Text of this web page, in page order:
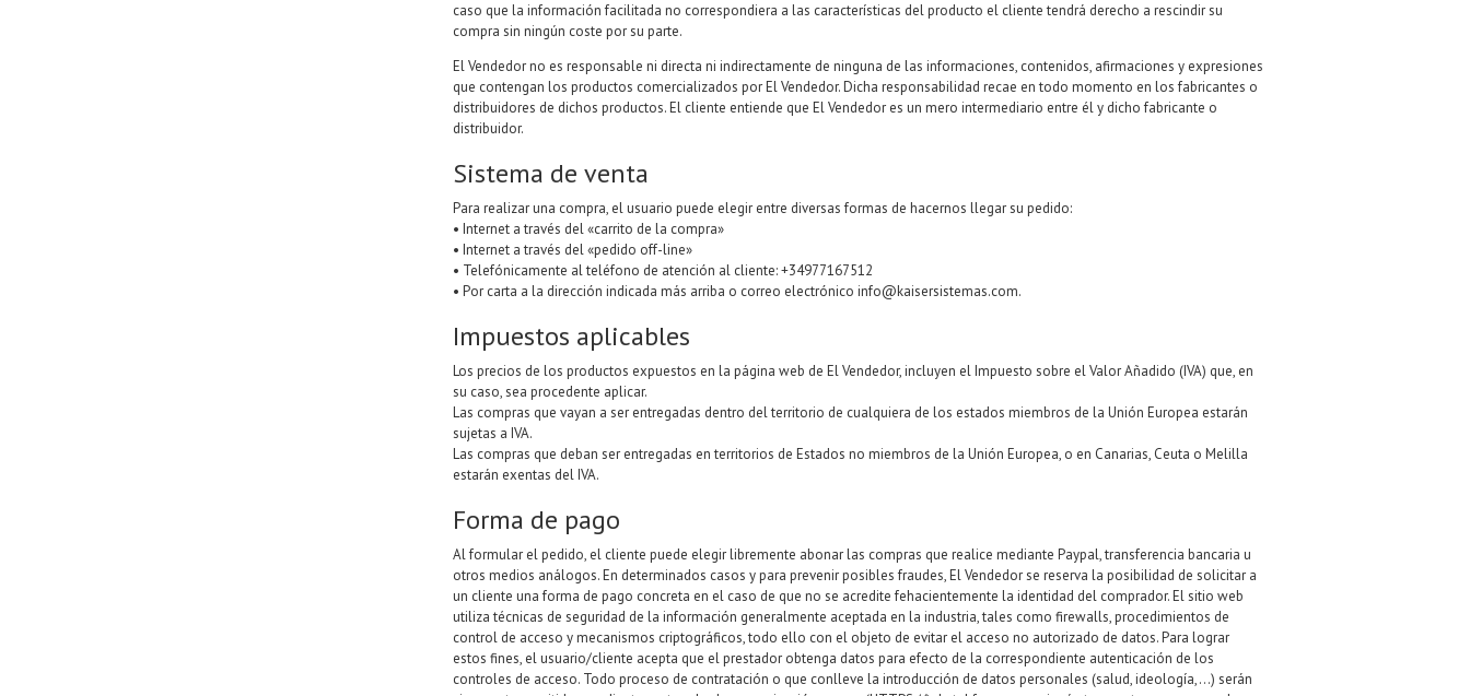
caso que la información facilitada no correspondiera a las características del producto el cliente tendrá derecho a rescindir su
compra sin ningún coste por su parte.
El Vendedor no es responsable ni directa ni indirectamente de ninguna de las informaciones, contenidos, afirmaciones y expresiones
que contengan los productos comercializados por El Vendedor. Dicha responsabilidad recae en todo momento en los fabricantes o
distribuidores de dichos productos. El cliente entiende que El Vendedor es un mero intermediario entre él y dicho fabricante o
distribuidor.
Sistema de venta
Para realizar una compra, el usuario puede elegir entre diversas formas de hacernos llegar su pedido:
• Internet a través del «carrito de la compra»
• Internet a través del «pedido off-line»
• Telefónicamente al teléfono de atención al cliente: +34977167512
• Por carta a la dirección indicada más arriba o correo electrónicoinfo@kaisersistemas.com.
Impuestos aplicables
Los precios de los productos expuestos en la página web de El Vendedor, incluyen el Impuesto sobre el Valor Añadido (IVA) que, en
su caso, sea procedente aplicar.
Las compras que vayan a ser entregadas dentro del territorio de cualquiera de los estados miembros de la Unión Europea estarán
sujetas a IVA.
Las compras que deban ser entregadas en territorios de Estados no miembros de la Unión Europea, o en Canarias, Ceuta o Melilla
estarán exentas del IVA.
Forma de pago
Al formular el pedido, el cliente puede elegir libremente abonar las compras que realice mediante Paypal, transferencia bancaria u
otros medios análogos. En determinados casos y para prevenir posibles fraudes, El Vendedor se reserva la posibilidad de solicitar a
un cliente una forma de pago concreta en el caso de que no se acredite fehacientemente la identidad del comprador. El sitio web
utiliza técnicas de seguridad de la información generalmente aceptada en la industria, tales como firewalls, procedimientos de
control de acceso y mecanismos criptográficos, todo ello con el objeto de evitar el acceso no autorizado de datos. Para lograr
estos fines, el usuario/cliente acepta que el prestador obtenga datos para efecto de la correspondiente autenticación de los
controles de acceso. Todo proceso de contratación o que conlleve la introducción de datos personales (salud, ideología,…) serán